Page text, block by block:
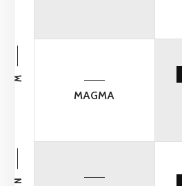
MAGMA
M
N